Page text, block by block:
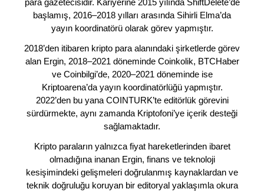
para gazetecisidir. Kariyerine 2015 yılında ShiftDelete’de
başlamış, 2016–2018 yılları arasında Sihirli Elma’da
yayın koordinatörü olarak görev yapmıştır.
2018’den itibaren kripto para alanındaki şirketlerde görev
alan Ergin, 2018–2021 döneminde Coinkolik, BTCHaber
ve Coinbilgi’de, 2020–2021 döneminde ise
Kriptoarena’da yayın koordinatörlüğü yapmıştır.
2022’den bu yana COINTURK’te editörlük görevini
sürdürmekte, aynı zamanda Kriptofoni’ye içerik desteği
sağlamaktadır.
Kripto paraların yalnızca fiyat hareketlerinden ibaret
olmadığına inanan Ergin, finans ve teknoloji
kesişimindeki gelişmeleri doğrulanmış kaynaklardan ve
teknik doğruluğu koruyan bir editoryal yaklaşımla okura